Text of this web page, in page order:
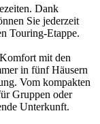
Dank
Sie jederzeit
Touring-Etappe.
mit den
in fünf Häusern
Vom kompakten
Gruppen oder
Unterkunft.